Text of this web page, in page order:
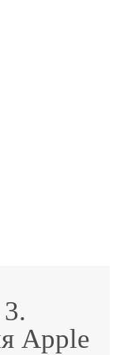
Apple